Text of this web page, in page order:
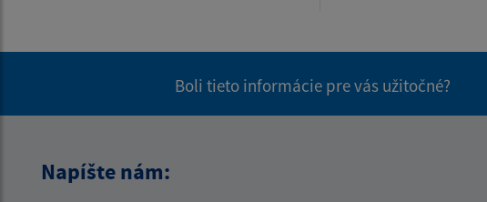
Boli tieto informácie pre vás užitočné?
Napíšte nám: